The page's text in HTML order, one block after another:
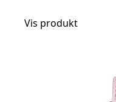
Vis produkt